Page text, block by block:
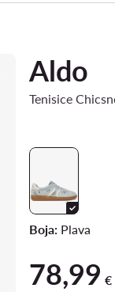
Aldo
Tenisice
Boja:Plava
78,99 €
78,99 €